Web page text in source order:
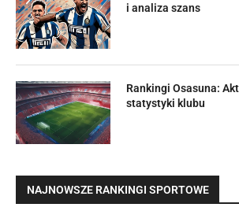
i analiza szans
Rankingi Osasuna:
statystyki klubu
NAJNOWSZE RANKINGI SPORTOWE